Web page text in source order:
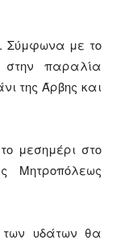
Σύμφωνα με το
παραλία
της Άρβης και
μεσημέρι στο
Μητροπόλεως
των υδάτων θα